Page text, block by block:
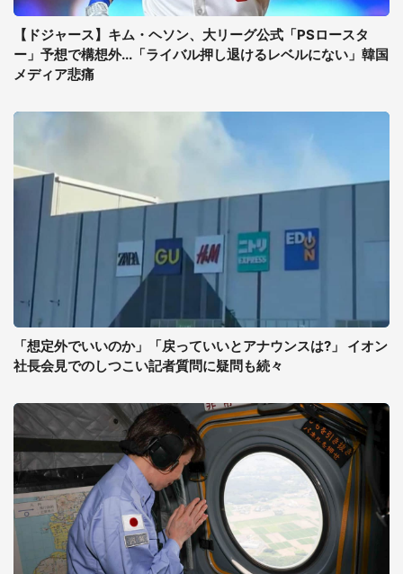
【ドジャース】キム・ヘソン、大リーグ公式「PSロースタ
ー」予想で構想外...「ライバル押し退けるレベルにない」韓国
メディア悲痛
「想定外でいいのか」「戻っていいとアナウンスは?」 イオン
社長会見でのしつこい記者質問に疑問も続々